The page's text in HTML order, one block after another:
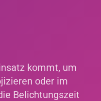
kommt, um
oder im
Belichtungszeit